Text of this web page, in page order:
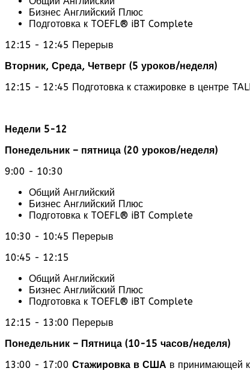
Бизнес Английский Плюс
Подготовка к TOEFL® iBT Complete
12:15 - 12:45 Перерыв
Вторник, Среда, Четверг (5 уроков/неделя)
12:15 - 12:45 Подготовка к стажировке в центре
Недели 5-12
Понедельник – пятница (20 уроков/неделя)
9:00 - 10:30
Общий Английский
Бизнес Английский Плюс
Подготовка к TOEFL® iBT Complete
10:30 - 10:45 Перерыв
10:45 - 12:15
Общий Английский
Бизнес Английский Плюс
Подготовка к TOEFL® iBT Complete
12:15 - 13:00 Перерыв
Понедельник – Пятница (10-15 часов/неделя)
13:00 - 17:00 Стажировка в США в принимающей